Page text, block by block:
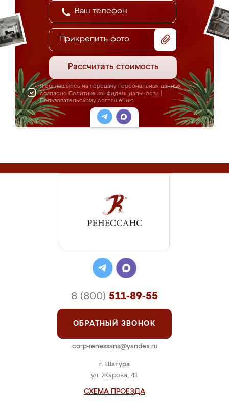
Прикрепить фото
Рассчитать стоимость
Я соглашаюсь на передачу персональных данных
согласно Политике конфиденциальности
Пользовательскому соглашению
г. Шатура
ул. Жарова, 41
СХЕМА ПРОЕЗДА
8 (800) 511-89-55
ОБРАТНЫЙ ЗВОНОК
corp-renessans@yandex.ru